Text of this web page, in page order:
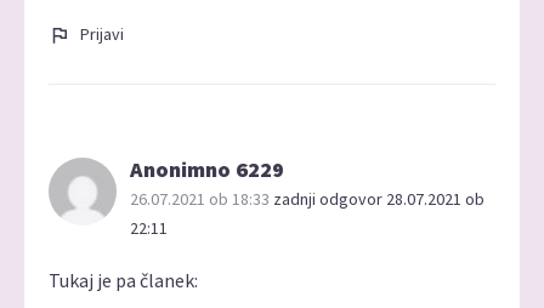
Prijavi
Anonimno 6229
26.07.2021 ob 18:33 zadnji odgovor 28.07.2021 ob
22:11
Tukaj je pa članek: